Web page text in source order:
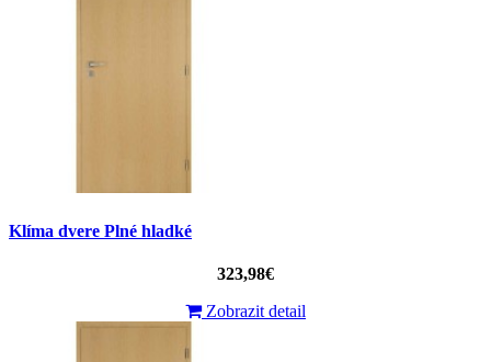
Klíma dvere Plné hladké
323,98€
Zobrazit detail